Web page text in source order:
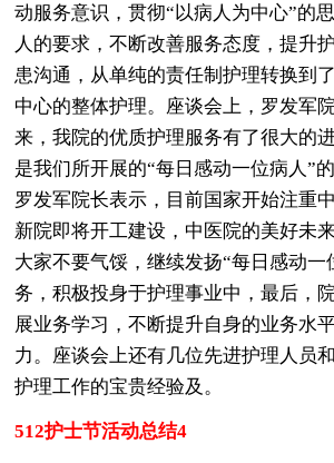
动服务意识，贯彻“以病人为中心”的
人的要求，不断改善服务态度，提升
患沟通，从单纯的责任制护理转换到
中心的整体护理。座谈会上，罗发军
来，我院的优质护理服务有了很大的
是我们所开展的“每日感动一位病人”
罗发军院长表示，目前国家开始注重
新院即将开工建设，中医院的美好未
大家不要气馁，继续发扬“每日感动一
务，积极投身于护理事业中，最后，
展业务学习，不断提升自身的业务水
力。座谈会上还有几位先进护理人员
护理工作的宝贵经验及。
512护士节活动总结4